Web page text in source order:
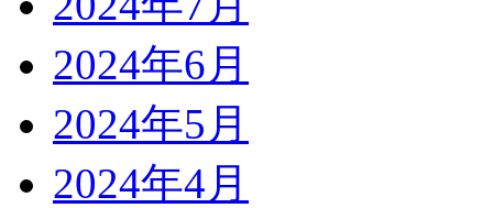
2024年6月
2024年5月
2024年4月